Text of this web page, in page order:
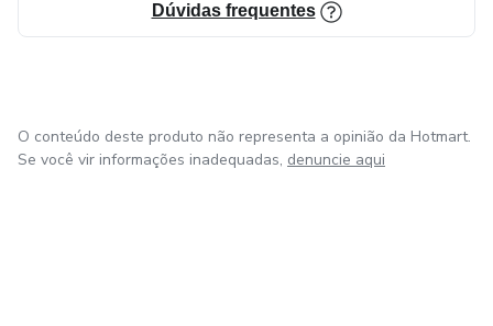
Dúvidas frequentes
O conteúdo deste produto não representa a opinião da Hotmart.
Se você vir informações inadequadas, denuncie aqui